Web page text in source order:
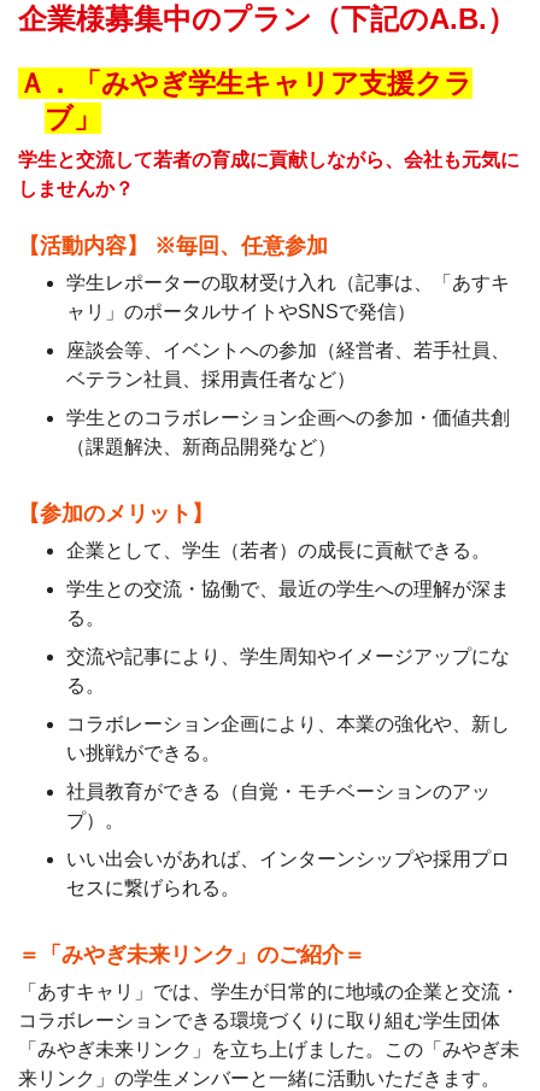
企業様募集中のプラン（下記のA.B.）
Ａ．「みやぎ学生キャリア支援クラ
ブ」
学生と交流して若者の育成に貢献しながら、会社も元気に
しませんか？
【活動内容】 ※毎回、任意参加
学生レポーターの取材受け入れ（記事は、「あすキ
ャリ」のポータルサイトやSNSで発信）
座談会等、イベントへの参加（経営者、若手社員、
ベテラン社員、採用責任者など）
学生とのコラボレーション企画への参加・価値共創
（課題解決、新商品開発など）
【参加のメリット】
企業として、学生（若者）の成長に貢献できる。
学生との交流・協働で、最近の学生への理解が深ま
る。
交流や記事により、学生周知やイメージアップにな
る。
コラボレーション企画により、本業の強化や、新し
い挑戦ができる。
社員教育ができる（自覚・モチベーションのアッ
プ）。
いい出会いがあれば、インターンシップや採用プロ
セスに繋げられる。
＝「みやぎ未来リンク」のご紹介＝
「あすキャリ」では、学生が日常的に地域の企業と交流・
コラボレーションできる環境づくりに取り組む学生団体
「みやぎ未来リンク」を立ち上げました。この「みやぎ未
来リンク」の学生メンバーと一緒に活動いただきます。